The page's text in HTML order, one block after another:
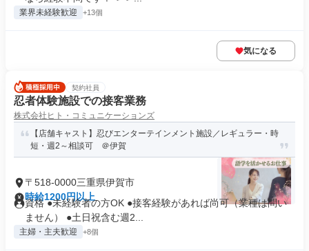
業界未経験歓迎 +13個
気になる
契約社員
忍者体験施設での接客業務
株式会社ヒト・コミュニケーションズ
【店舗キャスト】忍びエンターテインメント施設／レギュラー・時
短・週2～相談可 ＠伊賀
〒518-0000三重県伊賀市
時給1200円以上
資格 ●未経験者の方OK ●接客経験があれば尚可（業種は問い
ません） ●土日祝含む週2...
主婦・主夫歓迎 +8個